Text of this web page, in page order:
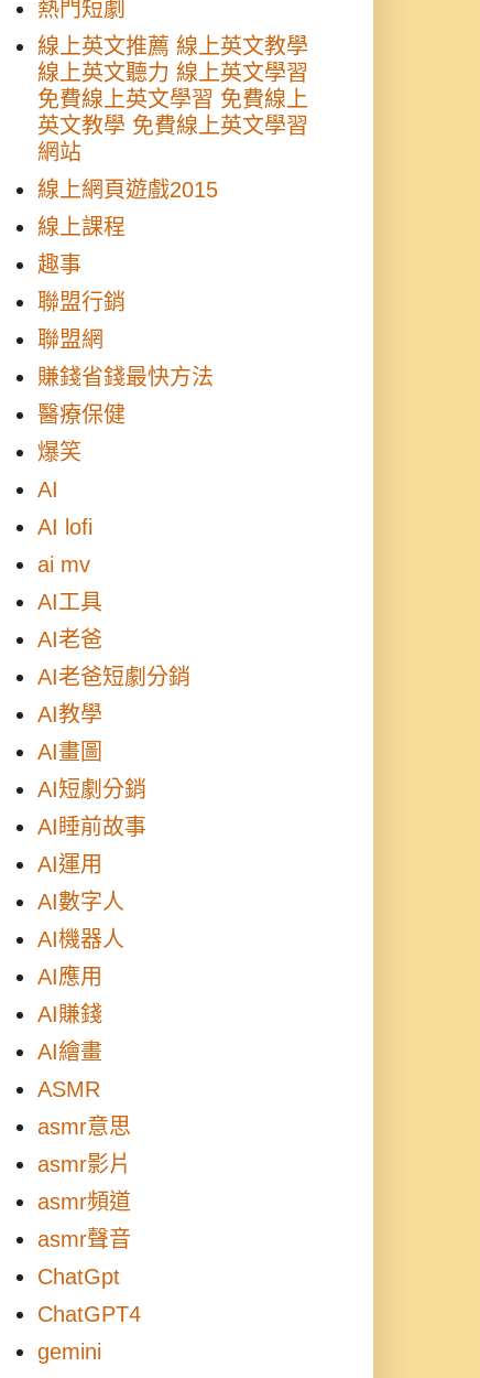
熱門短劇
線上英文推薦 線上英文教學
線上英文聽力 線上英文學習
免費線上英文學習 免費線上
英文教學 免費線上英文學習
網站
線上網頁遊戲2015
線上課程
趣事
聯盟行銷
聯盟網
賺錢省錢最快方法
醫療保健
爆笑
AI
AI lofi
ai mv
AI工具
AI老爸
AI老爸短劇分銷
AI教學
AI畫圖
AI短劇分銷
AI睡前故事
AI運用
AI數字人
AI機器人
AI應用
AI賺錢
AI繪畫
ASMR
asmr意思
asmr影片
asmr頻道
asmr聲音
ChatGpt
ChatGPT4
gemini